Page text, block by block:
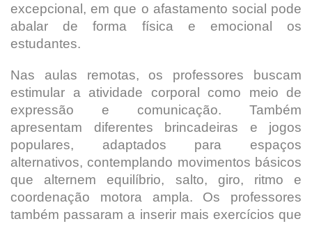
excepcional, em que o afastamento social pode
abalar de forma física e emocional os
estudantes.
Nas aulas remotas, os professores buscam
estimular a atividade corporal como meio de
expressão e comunicação. Também
apresentam diferentes brincadeiras e jogos
populares, adaptados para espaços
alternativos, contemplando movimentos básicos
que alternem equilíbrio, salto, giro, ritmo e
coordenação motora ampla. Os professores
também passaram a inserir mais exercícios que